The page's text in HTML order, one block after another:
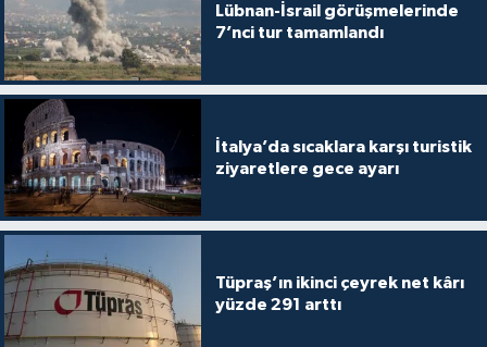
Lübnan-İsrail görüşmelerinde
7’nci tur tamamlandı
İtalya’da sıcaklara karşı turistik
ziyaretlere gece ayarı
Tüpraş’ın ikinci çeyrek net kârı
yüzde 291 arttı